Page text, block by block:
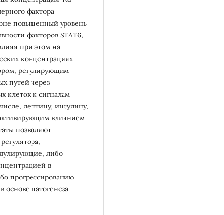
фактора
повышенный уровень
факторов STAT6,
при этом на
концентрациях
регулирующим
путей через
клеток к сигналам
лептину, инсулину,
влиянием
позволяют
либо
в
прогрессированию
патогенеза